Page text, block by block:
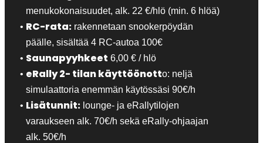
menukokonaisuudet, alk. 22 €/hlö (min. 6 hlöä)
RC-rata: rakennetaan snookerpöydän
päälle, sisältää 4 RC-autoa 100€
Saunapyyhkeet 6,00 € / hlö
eRally 2- tilan käyttöönotto: neljä
simulaattoria enemmän käytössäsi 90€/h
Lisätunnit: lounge- ja eRallytilojen
varaukseen alk. 70€/h sekä eRally-ohjaajan
alk. 50€/h